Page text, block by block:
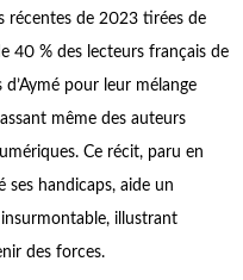
récentes de 2023 tirées de
40 % des lecteurs français de
pour leur mélange
même des auteurs
Ce récit, paru en
handicaps, aide un
illustrant
des forces.